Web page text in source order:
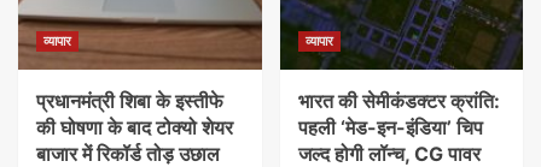
व्यापार
प्रधानमंत्री शिबा के इस्तीफे
की घोषणा के बाद टोक्यो शेयर
बाजार में रिकॉर्ड तोड़ उछाल
व्यापार
भारत की सेमीकंडक्टर क्रांति:
पहली ‘मेड-इन-इंडिया’ चिप
जल्द होगी लॉन्च, CG पावर